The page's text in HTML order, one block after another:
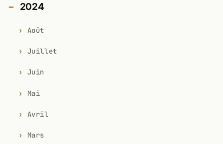
2024
Août
Juillet
Juin
Mai
Avril
Mars